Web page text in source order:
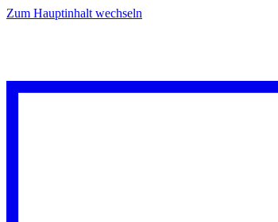
Zum Hauptinhalt wechseln